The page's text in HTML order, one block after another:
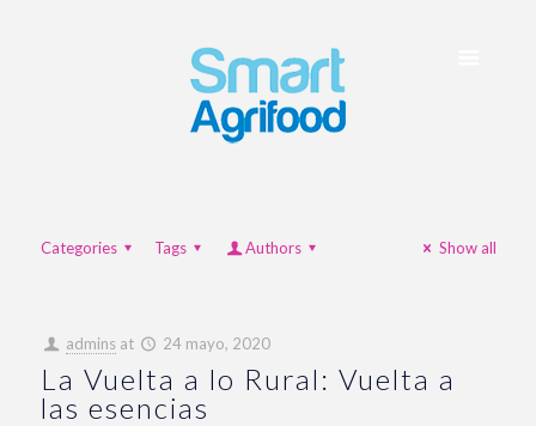
Categories Tags Authors Show all
admins at 24 mayo, 2020
La Vuelta a lo Rural: Vuelta a
las esencias